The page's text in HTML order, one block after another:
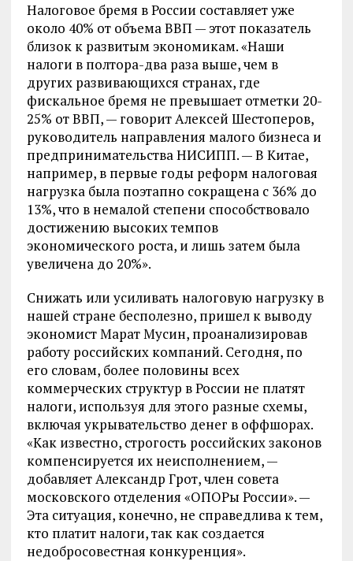
Налоговое бремя в России составляет уже
около 40% от объема ВВП — этот показатель
близок к развитым экономикам. «Наши
налоги в полтора-два раза выше, чем в
других развивающихся странах, где
фискальное бремя не превышает отметки 20-
25% от ВВП, — говорит Алексей Шестоперов,
руководитель направления малого бизнеса и
предпринимательства НИСИПП. — В Китае,
например, в первые годы реформ налоговая
нагрузка была поэтапно сокращена с 36% до
13%, что в немалой степени способствовало
достижению высоких темпов
экономического роста, и лишь затем была
увеличена до 20%».
Снижать или усиливать налоговую нагрузку в
нашей стране бесполезно, пришел к выводу
экономист Марат Мусин, проанализировав
работу российских компаний. Сегодня, по
его словам, более половины всех
коммерческих структур в России не платят
налоги, используя для этого разные схемы,
включая укрывательство денег в оффшорах.
«Как известно, строгость российских законов
компенсируется их неисполнением, —
добавляет Александр Грот, член совета
московского отделения «ОПОРы России». —
Эта ситуация, конечно, не справедлива к тем,
кто платит налоги, так как создается
недобросовестная конкуренция».